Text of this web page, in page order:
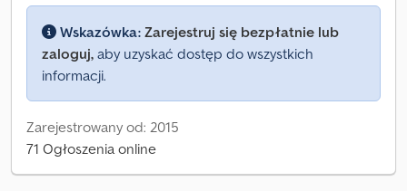
Wskazówka: Zarejestruj się bezpłatnie lub
zaloguj, aby uzyskać dostęp do wszystkich
informacji.
Zarejestrowany od: 2015
71 Ogłoszenia online